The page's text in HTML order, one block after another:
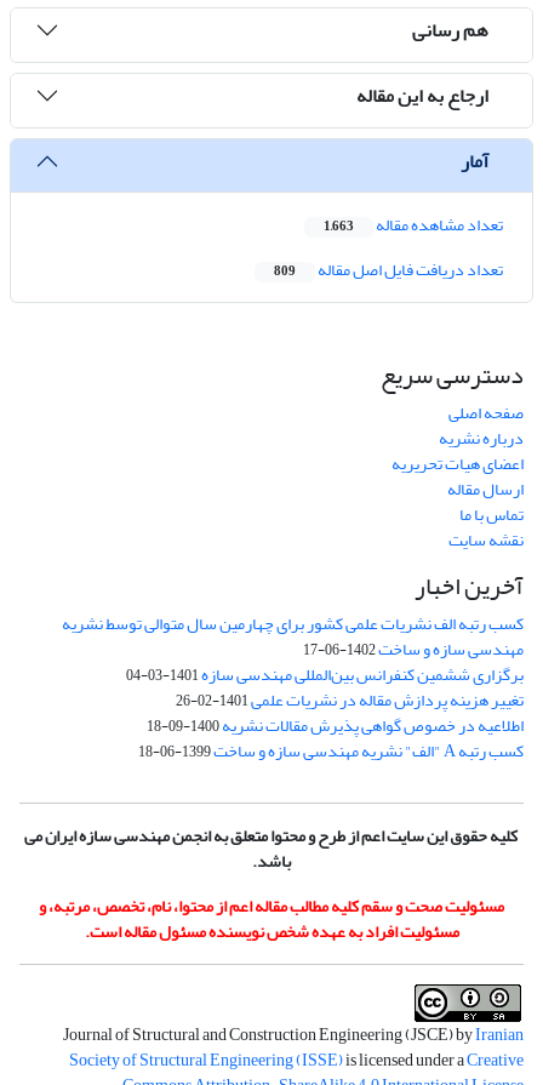
هم رسانی
ارجاع به این مقاله
آمار
تعداد مشاهده مقاله 1,663
تعداد دریافت فایل اصل مقاله 809
دسترسی سریع
صفحه اصلی
درباره نشریه
اعضای هیات تحریریه
ارسال مقاله
تماس با ما
نقشه سایت
آخرین اخبار
کسب رتبه الف نشریات علمی کشور برای چهارمین سال متوالی توسط نشریه
مهندسی سازه و ساخت1402-06-17
برگزاری ششمین کنفرانس بین‌المللی مهندسی سازه1401-03-04
تغییر هزینه پردازش مقاله در نشریات علمی1401-02-26
اطلاعیه در خصوص گواهی پذیرش مقالات نشریه1400-09-18
کسب رتبه A "الف" نشریه مهندسی سازه و ساخت 1399-06-18
کلیه حقوق این سایت اعم از طرح و محتوا متعلق به انجمن مهندسی سازه ایران می
باشد.
مسئولیت صحت و سقم کلیه مطالب مقاله اعم از محتوا، نام، تخصص، مرتبه، و
مسئولیت افراد به عهده شخص نویسنده مسئول مقاله است.
Journal of Structural and Construction Engineering (JSCE) byIranian
Society of Structural Engineering (ISSE)is licensed under aCreative